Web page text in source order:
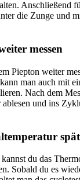
Anschließend
die Zunge und
messen
Piepton weiter
man auch mit
Nach dem
ablesen und ins
du das
Sobald du es